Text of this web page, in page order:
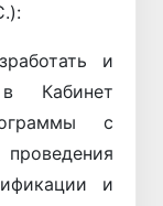
и
Кабинет
с
и